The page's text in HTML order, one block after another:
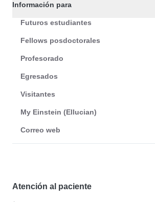
Información para
Futuros estudiantes
Fellows posdoctorales
Profesorado
Egresados
Visitantes
My Einstein (Ellucian)
Correo web
Atención al paciente